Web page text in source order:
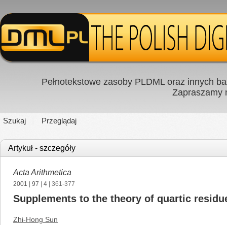
Pełnotekstowe zasoby PLDML oraz innych
Zapraszamy
Szukaj Przeglądaj
Artykuł - szczegóły
Acta Arithmetica
2001 97 4 | 361-377
Supplements to the theory of quartic
Zhi-Hong Sun